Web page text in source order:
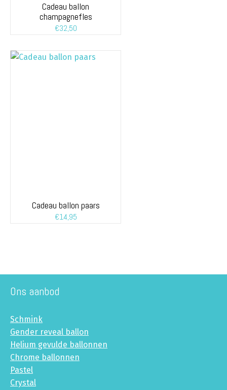
Cadeau ballon
champagnefles
€32,50
Cadeau ballon paars
€14,95
Ons aanbod
Schmink
Gender reveal ballon
Helium gevulde ballonnen
Chrome ballonnen
Pastel
Crystal